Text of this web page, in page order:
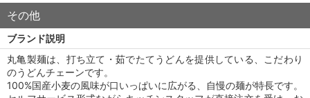
その他
ブランド説明
丸亀製麺は、打ち立て・茹でたてうどんを提供している、こだわり
のうどんチェーンです。
100%国産小麦の風味が口いっぱいに広がる、自慢の麺が特長です。